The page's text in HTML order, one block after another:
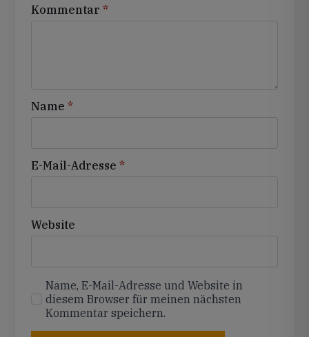
Kommentar *
Name *
E-Mail-Adresse *
Website
Name, E-Mail-Adresse und Website in
diesem Browser für meinen nächsten
Kommentar speichern.